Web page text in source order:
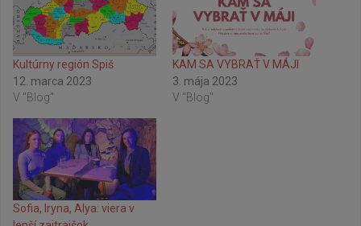
Kultúrny región Spiš
12. marca 2023
V "Blog"
KAM SA VYBRAŤ V MÁJI
3. mája 2023
V "Blog"
Sofia, Iryna, Alya: viera v